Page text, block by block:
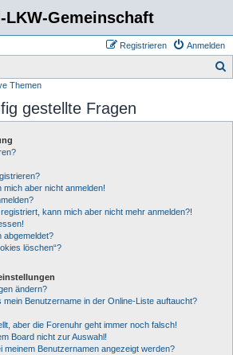
LKW-Gemeinschaft
Anmelden
Registrieren
h
Themen
gestellte Fragen
aber nicht anmelden!
kann mich aber nicht mehr anmelden?!
abgemeldet?
löschen“?
ändern?
Benutzername in der Online-Liste auftaucht?
aber die Forenuhr geht immer noch falsch!
Board nicht zur Auswahl!
meinem Benutzernamen angezeigt werden?